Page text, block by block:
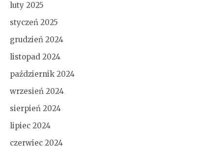
luty 2025
styczeń 2025
grudzień 2024
listopad 2024
październik 2024
wrzesień 2024
sierpień 2024
lipiec 2024
czerwiec 2024